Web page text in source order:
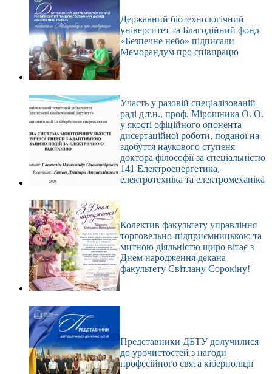
Державний біотехнологічний
університет та Благодійний фонд
«Безпечне небо» підписали
Меморандум про співпрацю
Участь у разовій спеціалізованій
раді д.т.н., проф. Мірошника О. О.
у якості офіційного опонента
дисертаційної роботи, поданої на
здобуття наукового ступеня
доктора філософії за спеціальністю
141 Електроенергетика,
електротехніка та електромеханіка
Колектив факультету управління
торговельно-підприємницькою та
митною діяльністю щиро вітає з
Днем народження декана
факультету Світлану Сорокіну!
Представники ДБТУ долучилися
до урочистостей з нагоди
професійного свята кіберполіції